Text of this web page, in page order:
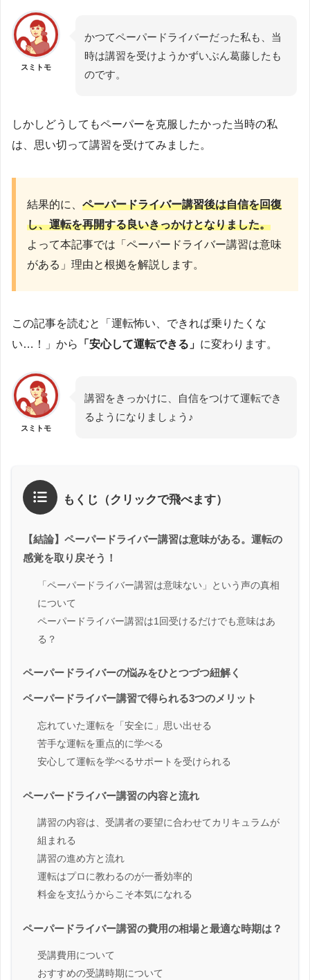
スミトモ
かつてペーパードライバーだった私も、当
時は講習を受けようかずいぶん葛藤したも
のです。
しかしどうしてもペーパーを克服したかった当時の私
は、思い切って講習を受けてみました。
結果的に、 ペーパードライバー講習後は自信を回復
し、運転を再開する良いきっかけとなりました。
よって本記事では「ペーパードライバー講習は意味
がある」理由と根拠を解説します。
この記事を読むと「運転怖い、できれば乗りたくな
い…！」から
「安心して運転できる」 に変わります。
スミトモ
講習をきっかけに、自信をつけて運転でき
るようになりましょう♪
もくじ（クリックで飛べます）
【結論】ペーパードライバー講習は意味がある。運転の
感覚を取り戻そう！
「ペーパードライバー講習は意味ない」という声の真相
について
ペーパードライバー講習は1回受けるだけでも意味はあ
る？
ペーパードライバーの悩みをひとつづつ紐解く
ペーパードライバー講習で得られる3つのメリット
忘れていた運転を「安全に」思い出せる
苦手な運転を重点的に学べる
安心して運転を学べるサポートを受けられる
ペーパードライバー講習の内容と流れ
講習の内容は、受講者の要望に合わせてカリキュラムが
組まれる
講習の進め方と流れ
運転はプロに教わるのが一番効率的
料金を支払うからこそ本気になれる
ペーパードライバー講習の費用の相場と最適な時期は？
受講費用について
おすすめの受講時期について